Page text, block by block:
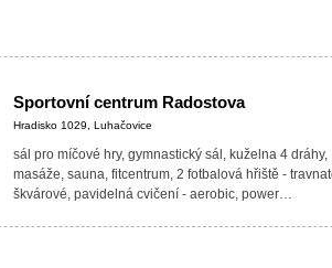
Sportovní centrum Radostova
Hradisko 1029, Luhačovice
sál pro míčové hry, gymnastický sál, kuželna 4 dráhy,
masáže, sauna, fitcentrum, 2 fotbalová hřiště -
škvárové, pavidelná cvičení - aerobic, power…